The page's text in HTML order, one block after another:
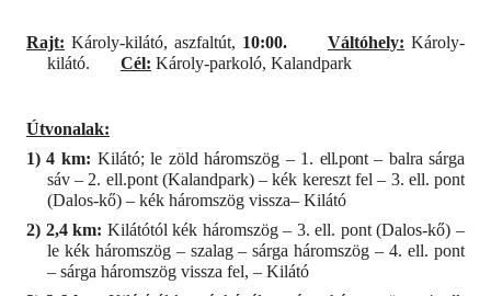
Rajt: Károly-kilátó, aszfaltút, 10:00. Váltóhely: Károly-
kilátó.
Cél: Károly-parkoló, Kalandpark
Útvonalak:
1) 4 km: Kilátó; le zöld háromszög – 1. ell.pont– balra sárga
sáv – 2. ell.pont (Kalandpark) – kék kereszt fel – 3. ell. pont
(Dalos-kő) – kék háromszög vissza– Kilátó
2) 2,4 km: Kilátótól kék háromszög – 3. ell. pont (Dalos-kő) –
le kék háromszög – szalag – sárga háromszög – 4. ell. pont
– sárga háromszög vissza fel, – Kilátó